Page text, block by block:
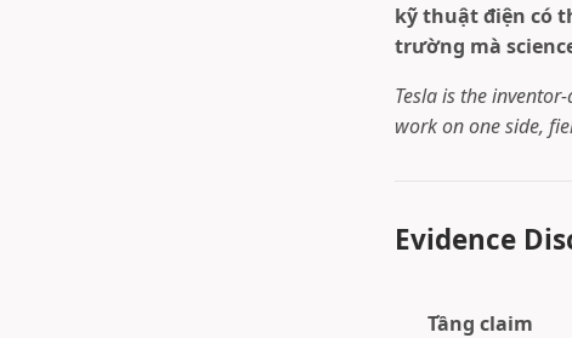
kỹ thuật điện có
trường mà
Tesla is the
work on one side,
Evidence
Tầng claim